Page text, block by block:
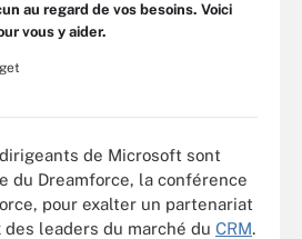
au regard de vos besoins. Voici
vous y aider.
de Microsoft sont
du Dreamforce, la conférence
pour exalter un partenariat
leaders du marché du CRM.